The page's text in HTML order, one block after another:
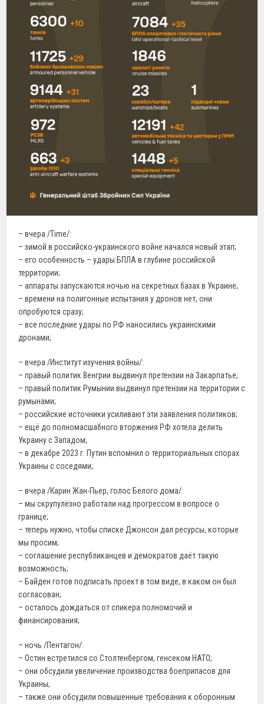
– вчера /Time/:
– зимой в российско-украинского войне начался новый этап;
– его особенность – удары БПЛА в глубине российской
территории;
– аппараты запускаются ночью на секретных базах в Украине;
– времени на полигонные испытания у дронов нет, они
опробуются сразу;
– все последние удары по РФ наносились украинскими
дронами;
– вчера /Институт изучения войны/:
– правый политик Венгрии выдвинул претензии на Закарпатье;
– правый политик Румынии выдвинул претензии на территории с
румынами;
– российские источники усиливают эти заявления политиков;
– ещё до полномасшабного вторжения РФ хотела делить
Украину с Западом;
– в декабре 2023 г. Путин вспомнил о территориальных спорах
Украины с соседями;.
– вчера /Карин Жан-Пьер, голос Белого дома/:
– мы скрупулёзно работали над прогрессом в вопросе о
границе;
– теперь нужно, чтобы списке Джонсон дал ресурсы, которые
мы просим;
– соглашение республиканцев и демократов даёт такую
возможность;
– Байден готов подписать проект в том виде, в каком он был
согласован;
– осталось дождаться от спикера полномочий и
финансирования;
– ночь /Пентагон/:
– Остин встретился со Столтенбергом, генсеком НАТО;
– они обсудили увеличение производства боеприпасов для
Украины;
– также они обсудили повышенные требования к оборонным